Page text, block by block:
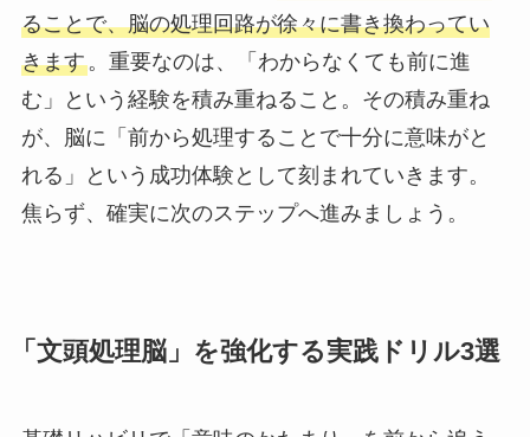
ることで、脳の処理回路が徐々に書き換わってい
きます。重要なのは、「わからなくても前に進
む」という経験を積み重ねること。その積み重ね
が、脳に「前から処理することで十分に意味がと
れる」という成功体験として刻まれていきます。
焦らず、確実に次のステップへ進みましょう。
「文頭処理脳」を強化する実践ドリル3選